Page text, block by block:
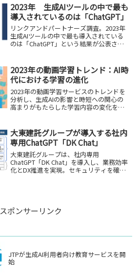
2023年 生成AIツールの中で最も
導入されているのは「ChatGPT」
リンクアンドパートナーズ調査。2023年
生成AIツールの中で最も導入されている
のは「ChatGPT」という結果が公表され
2023年の動画学習トレンド：AI時
代における学習の進化
2023年の動画学習サービスのトレンドを
分析し、生成AIの影響と時短への関心の
高まりがもたらした学習内容の変化を紹
大東建託グループが導入する社内
専用ChatGPT「DK Chat」
大東建託グループは、社内専用
ChatGPT「DK Chat」を導入し、業務効率
化とDX推進を実現。セキュリティを確保
スポンサーリンク
JTPが生成AI利用者向け教育サービスを開
始